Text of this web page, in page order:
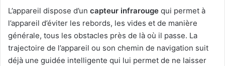
L’appareil dispose d’un capteur infrarouge qui permet à
l’appareil d’éviter les rebords, les vides et de manière
générale, tous les obstacles près de là où il passe. La
trajectoire de l’appareil ou son chemin de navigation suit
déjà une guidée intelligente qui lui permet de ne laisser